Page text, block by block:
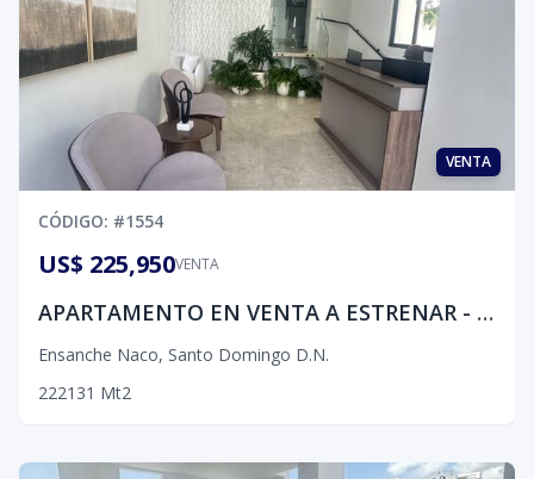
VENTA
CÓDIGO: #1554
VENTA
US$ 225,950
APARTAMENTO EN VENTA A ESTRENAR - SECTOR NACO
Ensanche Naco, Santo Domingo D.N.
222131 Mt2